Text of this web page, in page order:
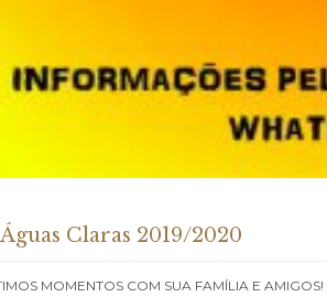
Claras 2019/2020
MOMENTOS COM SUA FAMÍLIA E AMIGOS!